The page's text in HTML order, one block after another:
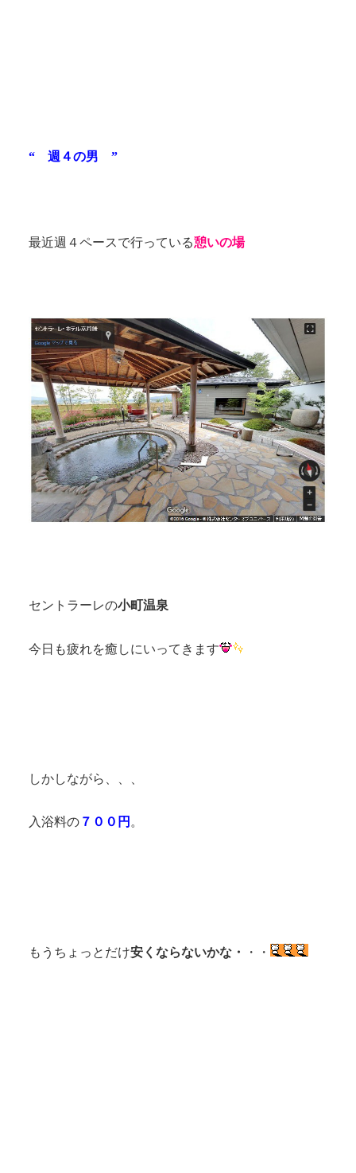
“ 週４の男 ”
最近週４ペースで行っている憩いの場
セントラーレの小町温泉
今日も疲れを癒しにいってきます
しかしながら、、、
入浴料の７００円 。
もうちょっとだけ安くならないかな・ ・・